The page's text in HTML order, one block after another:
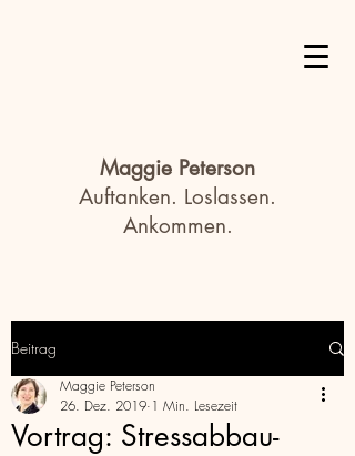
Maggie Peterson
Auftanken. Loslassen.
Ankommen.
Beitrag
Vortrag: Stressabbau-
Maggie Peterson
26. Dez. 2019 1 Min. Lesezeit